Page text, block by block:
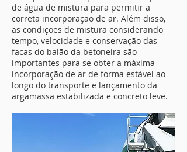
de água de mistura para permitir a
correta incorporação de ar. Além disso,
as condições de mistura considerando
tempo, velocidade e conservação das
facas do balão da betoneira são
importantes para se obter a máxima
incorporação de ar de forma estável ao
longo do transporte e lançamento da
argamassa estabilizada e concreto leve.